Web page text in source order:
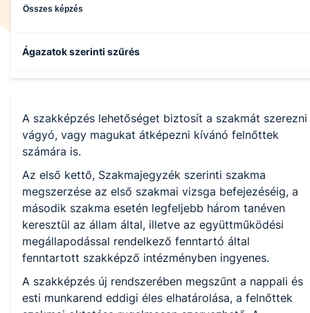
Összes képzés
Ágazatok szerinti szűrés
Oktatás
Gazdálkodás és menedzsment
A szakképzés lehetőséget biztosít a szakmát szerezni
vágyó, vagy magukat átképezni kívánó felnőttek
számára is.
Az első kettő, Szakmajegyzék szerinti szakma
megszerzése az első szakmai vizsga befejezéséig, a
második szakma esetén legfeljebb három tanéven
keresztül az állam által, illetve az együttműködési
megállapodással rendelkező fenntartó által
fenntartott szakképző intézményben ingyenes.
A szakképzés új rendszerében megszűnt a nappali és
esti munkarend eddigi éles elhatárolása, a felnőttek